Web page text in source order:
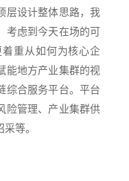
层设计整体思路，我
考虑到今天在场的可
重从如何为核心企
能地方产业集群的视
综合服务平台。平台
险管理、产业集群供
等。